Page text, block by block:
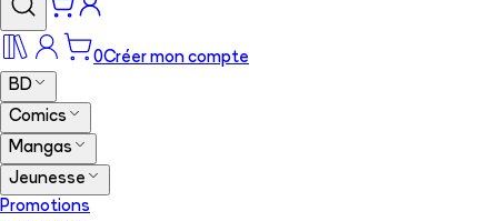
0Créer mon compte
BD
Comics
Mangas
Jeunesse
Promotions